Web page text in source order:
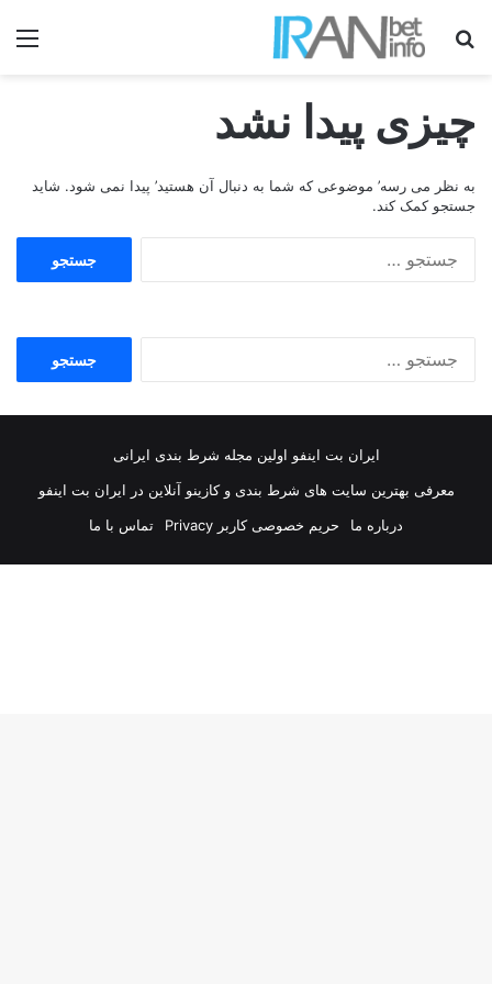
جستجو برای
چیزی پیدا نشد
به نظر می رسه’ موضوعی که شما به دنبال آن هستید’ پیدا نمی شود. شاید
جستجو کمک کند.
ایران بت اینفو اولین مجله شرط بندی ایرانی
معرفی بهترین سایت های شرط بندی و کازینو آنلاین در ایران بت اینفو
درباره ما
حریم خصوصی کاربر Privacy تماس با ما